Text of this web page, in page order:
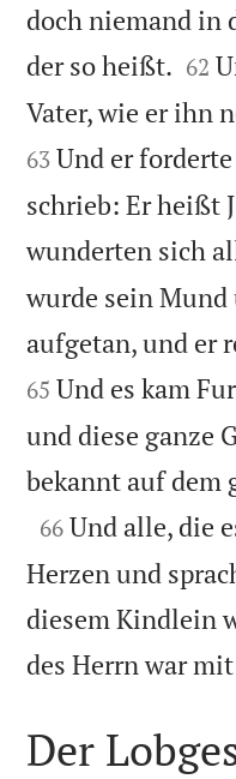
doch niemand in
der so heißt. 

62
Vater, wie er ihn
63 Und er
schrieb: Er heißt
wunderten sich
wurde sein Mund
aufgetan, und er
65 Und es kam
und diese ganze
bekannt auf dem

66 Und alle, die
Herzen und
diesem Kindlein
des Herrn war
Der